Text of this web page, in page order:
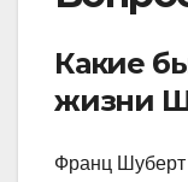
Какие
жизни
Франц Шуберт